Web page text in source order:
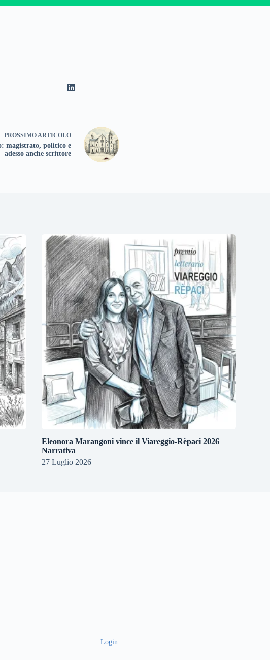
PROSSIMOARTICOLO
magistrato, politico e
adesso anche scrittore
Eleonora Marangoni vince il Viareggio-Rèpaci 2026
Narrativa
27 Luglio 2026
Login